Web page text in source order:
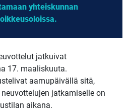
yhteiskunnan
jatkuivat
17. maaliskuuta.
aamupäivällä sitä,
jatkamiselle on
aikana.